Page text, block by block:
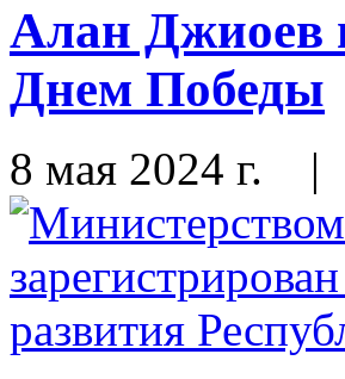
Алан Джиоев
Днем Победы
8 мая 2024 г. |